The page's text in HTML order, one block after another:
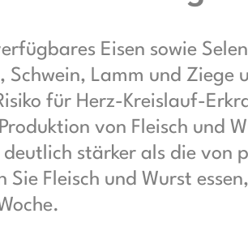
Eisen sowie
Schwein, Lamm und Ziege
für Herz-Kreislauf-
von Fleisch und
stärker als die von
Sie Fleisch und Wurst